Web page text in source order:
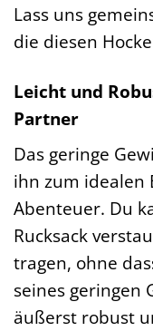
Lass uns
die diesen
Leicht und
Partner
Das geringe
ihn zum idealen
Abenteuer. Du
Rucksack
tragen, ohne
seines geringen
äußerst robust